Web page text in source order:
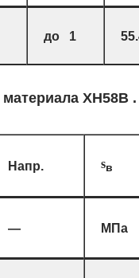
до 1
ХН58В .
Напр. sв
— МПа